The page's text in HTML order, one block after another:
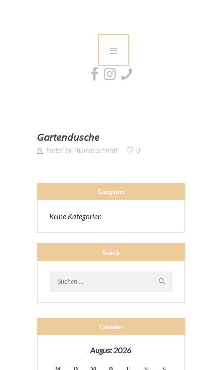
Gartendusche
Posted by Thomas Schmidt 0
Categories
Keine Kategorien
Search
nach:
Calendar
August 2026